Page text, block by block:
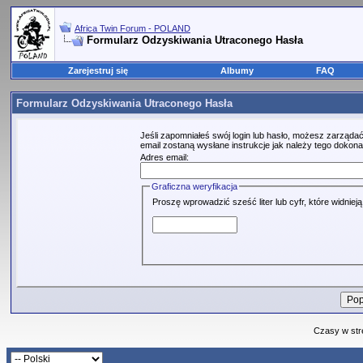
Africa Twin Forum - POLAND
Formularz Odzyskiwania Utraconego Hasła
Zarejestruj się Albumy FAQ
Formularz Odzyskiwania Utraconego Hasła
Jeśli zapomniałeś swój login lub hasło, możesz
email zostaną wysłane instrukcje jak należy tego
Adres email:
Graficzna weryfikacja
Proszę wprowadzić sześć liter lub cyfr, które
Czasy w